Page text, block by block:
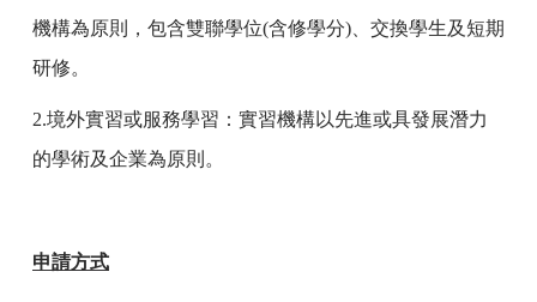
機構為原則，包含雙聯學位(含修學分) 、交換學生及短期
研修。
2.境外實習或服務學習：實習機構以先進或具發展潛力
的學術及企業為原則。
申請方式